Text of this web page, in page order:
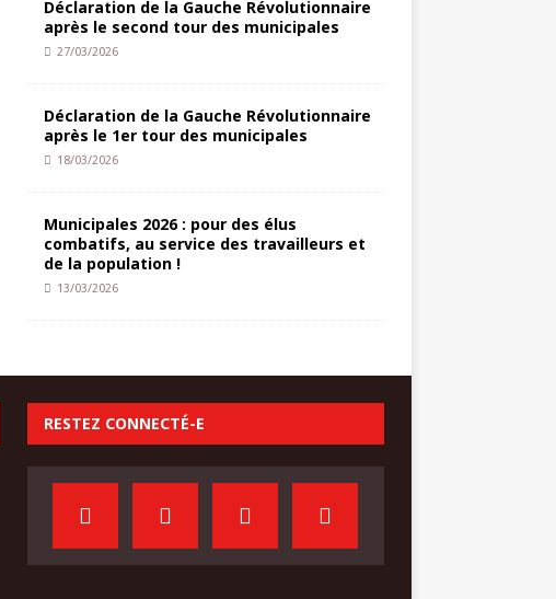
Déclaration de la Gauche Révolutionnaire
après le second tour des municipales
27/03/2026
Déclaration de la Gauche Révolutionnaire
après le 1er tour des municipales
18/03/2026
Municipales 2026 : pour des élus
combatifs, au service des travailleurs et
de la population !
13/03/2026
RESTEZ CONNECTÉ-E